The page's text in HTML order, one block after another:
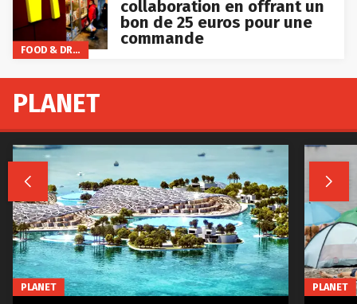
FOOD & DRINKS
collaboration en offrant un
bon de 25 euros pour une
commande
PLANET
 
PLANET PLANET